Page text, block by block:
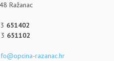
Ražanac
651402
651102
razanac.hr